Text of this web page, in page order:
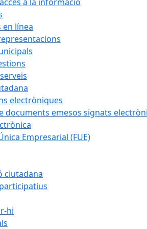
en línea
electròniques
documents emesos signats
Empresarial (FUE)
ciutadana
hi